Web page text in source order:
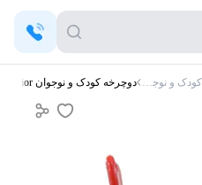
دوچرخه کودک و نوجوان دوچرخه کودک و نوجوان Junior کد 05 سایز 20